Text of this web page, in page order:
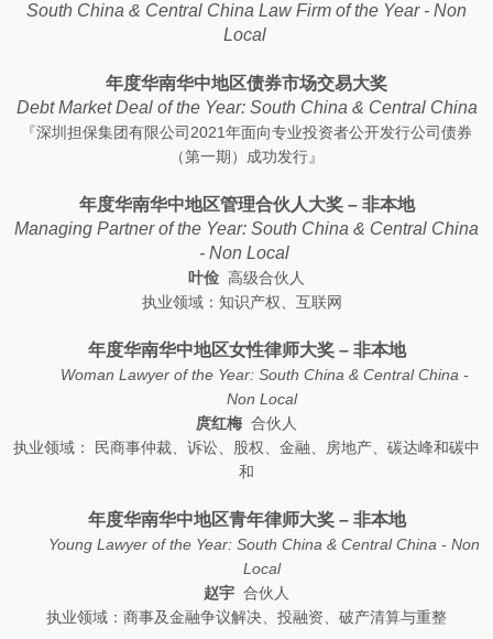
South China & Central China Law Firm of the Year - Non
Local
年度华南华中地区债券市场交易大奖
Debt Market Deal of the Year: South China & Central China
『深圳担保集团有限公司2021年面向专业投资者公开发行公司债券
（第一期）成功发行』
年度华南华中地区管理合伙人大奖 – 非本地
Managing Partner of the Year: South China & Central China
- Non Local
叶俭 高级合伙人
执业领域：知识产权、互联网
年度华南华中地区女性律师大奖 – 非本地
Woman Lawyer of the Year: South China & Central China -
Non Local
庹红梅 合伙人
执业领域： 民商事仲裁、诉讼、股权、金融、房地产、碳达峰和碳中
和
年度华南华中地区青年律师大奖 – 非本地
Young Lawyer of the Year: South China & Central China - Non
Local
赵宇 合伙人
执业领域：商事及金融争议解决、投融资、破产清算与重整